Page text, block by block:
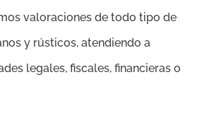
valoraciones de todo tipo de
y rústicos, atendiendo a
legales, fiscales, financieras o